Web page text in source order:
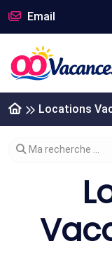
Email
Locations
Modifier votre
Ma recherche ...